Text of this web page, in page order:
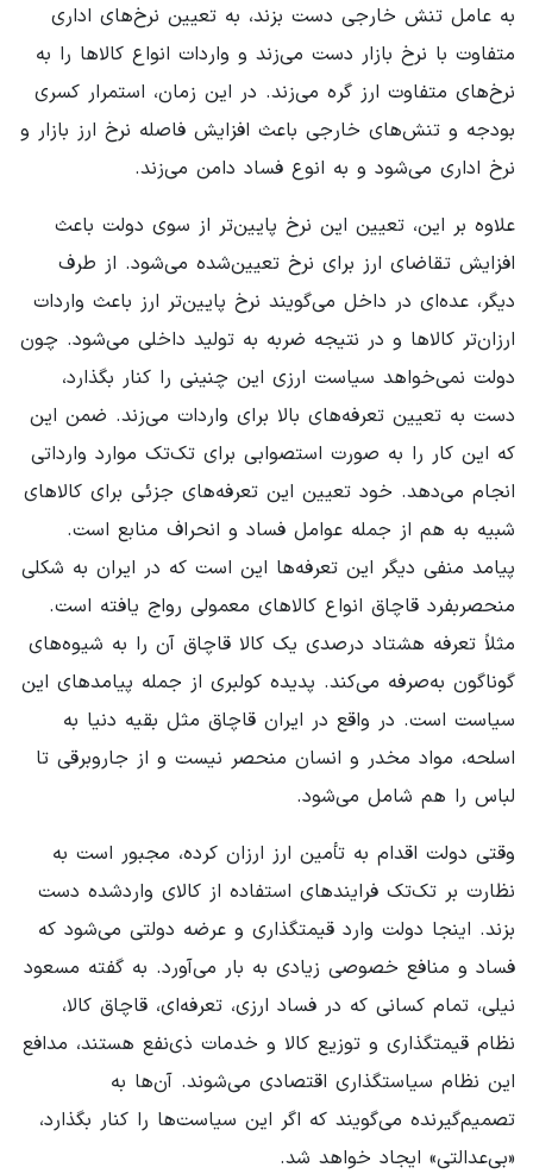
به عامل تنش خارجی دست بزند، به تعیین نرخ‌های اداری
متفاوت با نرخ بازار دست می‌زند و واردات انواع کالاها را به
نرخ‌های متفاوت ارز گره می‌زند. در این زمان، استمرار کسری
بودجه و تنش‌های خارجی باعث افزایش فاصله نرخ ارز بازار و
نرخ اداری می‌شود و به انوع فساد دامن می‌زند.
علاوه بر این، تعیین این نرخ پایین‌تر از سوی دولت باعث
افزایش تقاضای ارز برای نرخ تعیین‌شده می‌شود. از طرف
دیگر، عده‌ای در داخل می‌گویند نرخ پایین‌تر ارز باعث واردات
ارزان‌تر کالاها و در نتیجه ضربه به تولید داخلی می‌شود. چون
دولت نمی‌خواهد سیاست ارزی این چنینی را کنار بگذارد،
دست به تعیین تعرفه‌های بالا برای واردات می‌زند. ضمن این
که این کار را به صورت استصوابی برای تک‌تک موارد وارداتی
انجام می‌دهد. خود تعیین این تعرفه‌های جزئی برای کالاهای
شبیه به هم از جمله عوامل فساد و انحراف منابع است.
پیامد منفی دیگر این تعرفه‌ها این است که در ایران به شکلی
منحصربفرد قاچاق انواع کالاهای معمولی رواج یافته است.
مثلاً تعرفه هشتاد درصدی یک کالا قاچاق آن را به شیوه‌های
گوناگون به‌صرفه می‌کند. پدیده کولبری از جمله پیامدهای این
سیاست است. در واقع در ایران قاچاق مثل بقیه دنیا به
اسلحه، مواد مخدر و انسان منحصر نیست و از جاروبرقی تا
لباس را هم شامل می‌شود.
وقتی دولت اقدام به تأمین ارز ارزان کرده، مجبور است به
نظارت بر تک‌تک فرایندهای استفاده از کالای واردشده دست
بزند. اینجا دولت وارد قیمتگذاری و عرضه دولتی می‌شود که
فساد و منافع خصوصی زیادی به بار می‌آورد. به گفته مسعود
نیلی، تمام کسانی که در فساد ارزی، تعرفه‌ای، قاچاق کالا،
نظام قیمتگذاری و توزیع کالا و خدمات ذی‌نفع هستند، مدافع
این نظام سیاستگذاری اقتصادی می‌شوند. آن‌ها به
تصمیم‌گیرنده می‌گویند که اگر این سیاست‌ها را کنار بگذارد،
«بی‌عدالتی» ایجاد خواهد شد.